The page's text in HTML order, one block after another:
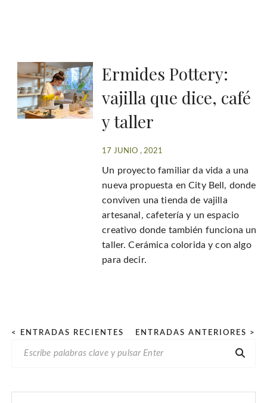
Ermides Pottery:
vajilla que dice, café
y taller
17 JUNIO , 2021
Un proyecto familiar da vida a una
nueva propuesta en City Bell, donde
conviven una tienda de vajilla
artesanal, cafetería y un espacio
creativo donde también funciona un
taller. Cerámica colorida y con algo
para decir.
P
i
< ENTRADAS RECIENTES ENTRADAS ANTERIORES >
C